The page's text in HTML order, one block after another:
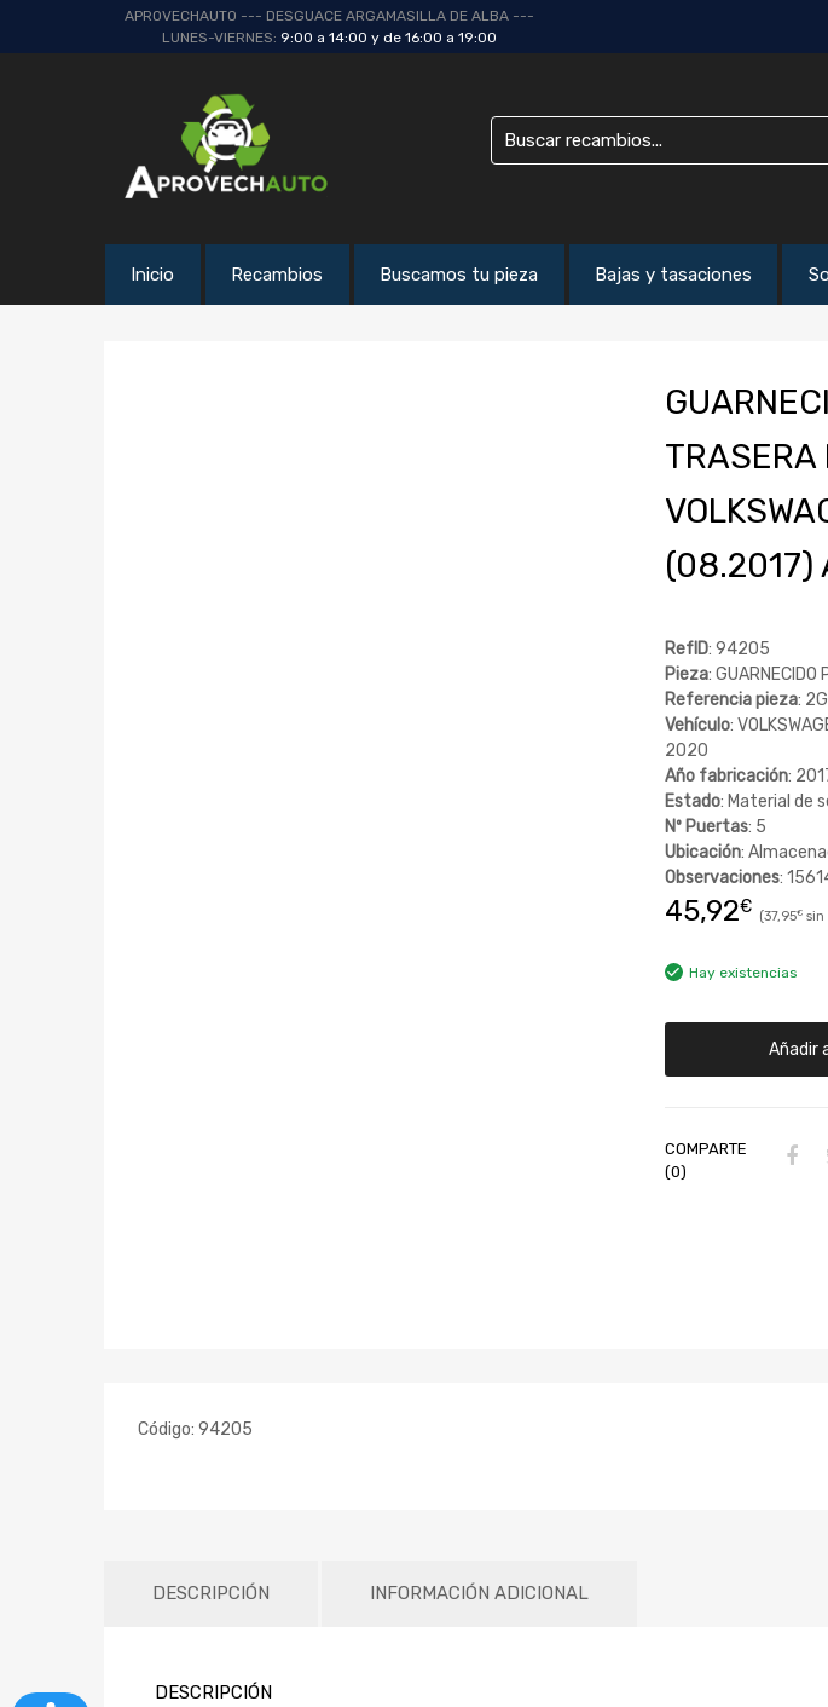
APROVECHAUTO --- DESGUACE ARGAMASILLA DE ALBA ---
LUNES-VIERNES: 9:00 a 14:00 y de 16:00 a 19:00
Inicio Recambios Buscamos tu pieza Bajas y tasaciones
TRASERA
(08.2017)
RefID: 94205
Pieza: GUARNECIDO
Referencia pieza:
Vehículo:
2020
Año fabricación:
Estado: Material de
Nº Puertas: 5
Ubicación:
Observaciones:
45,92€ 37,95€
Hay existencias
Añadir
COMPARTE
(0)
Código: 94205
DESCRIPCIÓN INFORMACIÓN ADICIONAL
DESCRIPCIÓN